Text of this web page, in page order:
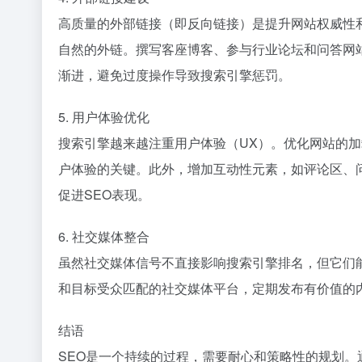
高质量的外部链接（即反向链接）是提升网站权威
自然的外链。撰写客座博客、参与行业论坛和问答
渐进，避免过度操作导致搜索引擎惩罚。
5. 用户体验优化
搜索引擎越来越注重用户体验（UX）。优化网站的
户体验的关键。此外，增加互动性元素，如评论区
促进SEO表现。
6. 社交媒体整合
虽然社交媒体信号不直接影响搜索引擎排名，但它
和目标受众匹配的社交媒体平台，定期发布有价值
结语
SEO是一个持续的过程，需要耐心和策略性的规划